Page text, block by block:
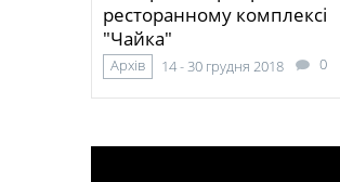
ресторанному комплексі
"Чайка"
Архів 14 - 30 грудня 2018 0